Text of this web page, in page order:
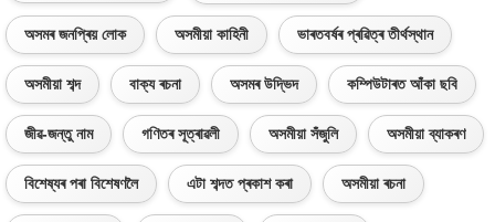
অসমৰ জনপ্ৰিয় লোক অসমীয়া কাহিনী ভাৰতবৰ্ষৰ প্ৰৱিত্ৰ তীৰ্থস্থান
অসমীয়া শব্দ বাক্য ৰচনা অসমৰ উদ্ভিদ কম্পিউটাৰত আঁকা ছবি
জীৱ-জন্তু নাম গণিতৰ সূত্ৰাৱলী অসমীয়া সঁজুলি অসমীয়া ব্যাকৰণ
বিশেষ্যৰ পৰা বিশেষণলৈ এটা শব্দত প্ৰকাশ কৰা অসমীয়া ৰচনা